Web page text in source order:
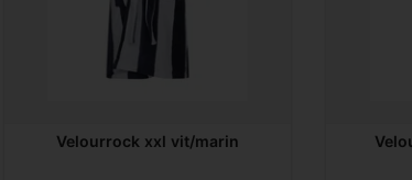
Velourrock xxl vit/marin